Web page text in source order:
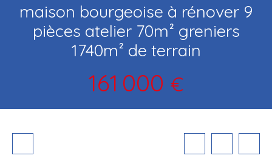
maison bourgeoise à rénover 9
pièces atelier 70m² greniers
1740m² de terrain
161 000 €